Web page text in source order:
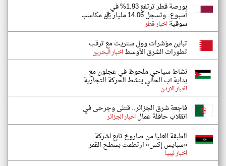
بورصة قطر ترتفع 1.93% في
أسبوع..وتسجل 14.06 مليار ريال مكاسب
سوقيةاخبار قطر
تباين مؤشرات وول ستريت مع ترقب
تطورات الشرق الأوسطاخبار البحرين
نشاط سياحي ملحوظ في عجلون مع
بداية آب الحالي ينشط الحركة التجارية
اخبار الاردن
فاجعة شرق الجزائر.. قتلى وجرحى في
انقلاب حافلة عمالاخبار الجزائر
الطبقة العليا من صاروخ تابع لشركة
«سبايس إكس» ارتطمت بسطح القمر
اخبار ليبيا